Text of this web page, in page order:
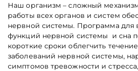
Наш организм – сложный
работы всех органов и систем
нервной системы. Программа для
функций нервной системы и сна
короткие сроки облегчить
заболеваний нервной системы,
симптомов тревожности и